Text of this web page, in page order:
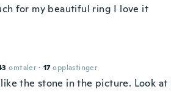
for my beautiful ring I love it
omtaler · 17 opplastinger
the stone in the picture. Look